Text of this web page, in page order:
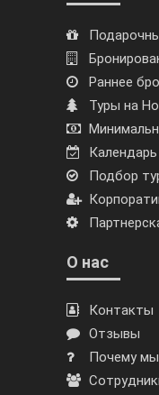
Раннее
Туры на
Подбор
О нас
Контакты
Отзывы
Почему